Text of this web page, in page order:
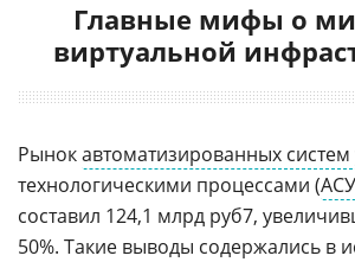
Главные мифы о
виртуальной
Рынокавтоматизированных
технологическими процессами (
составил 124,1 млрд руб7,
50%. Такие выводы содержались в